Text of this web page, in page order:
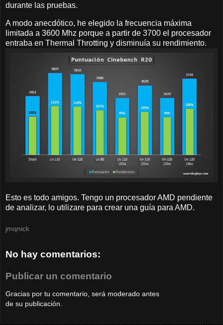
durante las pruebas.
A modo anecdótico, he elegido la frecuencia máxima
limitada a 3600 Mhz porque a partir de 3700 el procesador
entraba en Thermal Throtting y disminuía su rendimiento.
Esto es todo amigos. Tengo un procesador AMD pendiente
de analizar, lo utilizare para crear una guía para AMD.
jmqnick
No hay comentarios:
Publicar un comentario
Gracias por tu comentario, será moderado antes
de su publicación.